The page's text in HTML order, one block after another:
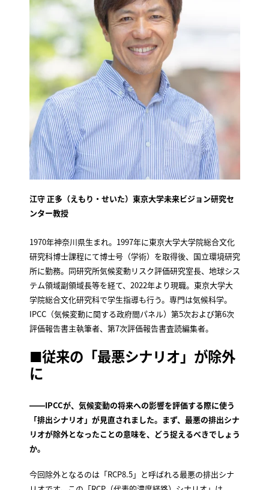
江守 正多（えもり・せいた）東京大学未来ビジョン研究セ
ンター教授
1970年神奈川県生まれ。1997年に東京大学大学院総合文化
研究科博士課程にて博士号（学術）を取得後、国立環境研究
所に勤務。同研究所気候変動リスク評価研究室長、地球シス
テム領域副領域長等を経て、2022年より現職。東京大学大
学院総合文化研究科で学生指導も行う。専門は気候科学。
IPCC（気候変動に関する政府間パネル）第5次および第6次
評価報告書主執筆者、第7次評価報告書査読編集者。
■従来の「最悪シナリオ」が除外
に
――IPCCが、気候変動の将来への影響を評価する際に使う
「排出シナリオ」が見直されました。まず、最悪の排出シナ
リオが除外となったことの意味を、どう捉えるべきでしょう
か。
今回除外となるのは「RCP8.5」と呼ばれる最悪の排出シナ